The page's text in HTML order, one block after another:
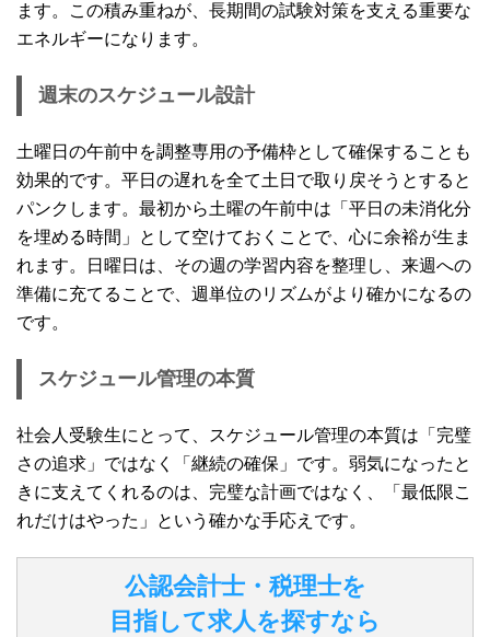
ます。この積み重ねが、長期間の試験対策を支える重要な
エネルギーになります。
週末のスケジュール設計
土曜日の午前中を調整専用の予備枠として確保することも
効果的です。平日の遅れを全て土日で取り戻そうとすると
パンクします。最初から土曜の午前中は「平日の未消化分
を埋める時間」として空けておくことで、心に余裕が生ま
れます。日曜日は、その週の学習内容を整理し、来週への
準備に充てることで、週単位のリズムがより確かになるの
です。
スケジュール管理の本質
社会人受験生にとって、スケジュール管理の本質は「完璧
さの追求」ではなく「継続の確保」です。弱気になったと
きに支えてくれるのは、完璧な計画ではなく、「最低限こ
れだけはやった」という確かな手応えです。
公認会計士・税理士を
目指して求人を探すなら